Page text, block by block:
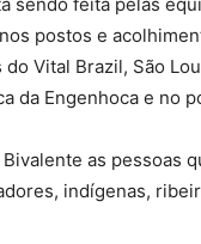
postos e
Vital Brazil, São
da Engenhoca e no
as pessoas
indígenas,